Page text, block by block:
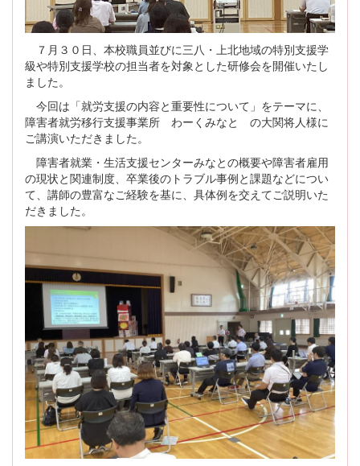
７月３０日、本校職員並びに三八・上北地域の特別支援学
級や特別支援学校の担当者を対象とした研修会を開催いたし
ました。
今回は「就労支援の内容と重要性について」をテーマに、
障害者就労移行支援事業所 わーくみなと の大関将人様に
ご講演いただきました。
障害者就業・生活支援センターみなとの概要や障害者雇用
の現状と関連制度、卒業後のトラブル事例と課題などについ
て、講師の豊富なご経験を基に、具体例を交えてご説明いた
だきました。